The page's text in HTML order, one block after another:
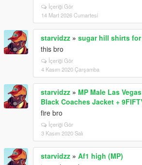
İçeriği Gör
14 Mart 2026 Cumartesi
starvidzz » sugar hill shirts for
this bro
İçeriği Gör
4 Kasım 2020 Çarşamba
starvidzz » MP Male Las
Black Coaches Jacket +
fire bro
İçeriği Gör
3 Kasım 2020 Salı
starvidzz » Af1 high (MP)